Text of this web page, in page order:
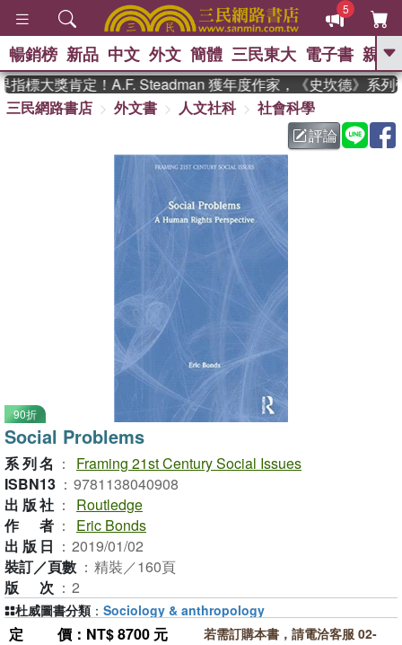
5
GO
熱搜： 東野圭吾 、 高希均教授回憶錄
父親節 、 如果歷
暑期推薦 、 國際布克
獎 臺灣漫遊錄 、 方念華
登輝時代
、 數學女孩：黎曼猜想
偉大的迷走神經
暢銷榜 新品 中文 外文 簡體 三民東大 電子書 親子
標大獎肯定！A.F. Steadman 獲年度作家，《史坎德》系列
三民網路書店
外文書 人文社科
社會科學
評論
90折
Social Problems
系列名 ：
Framing 21st Century Social Issues
ISBN13 ： 9781138040908
出版社 ：
Routledge
作者 ：
Eric Bonds
出版日 ： 2019/01/02
裝訂／頁數 ： 精裝／160頁
版次 ： 2
定價 ：NT$ 8700 元
若需訂購本書，請電洽客服 02-
杜威圖書分類 ： Sociology & anthropology